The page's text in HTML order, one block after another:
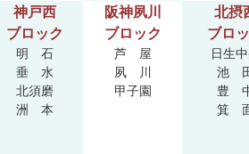
神戸西
ブロック
阪神夙川
ブロック
北摂
ブロ
明 石 芦 屋
日生
垂 水 夙 川
池
北須磨 甲子園
豊
洲 本
箕